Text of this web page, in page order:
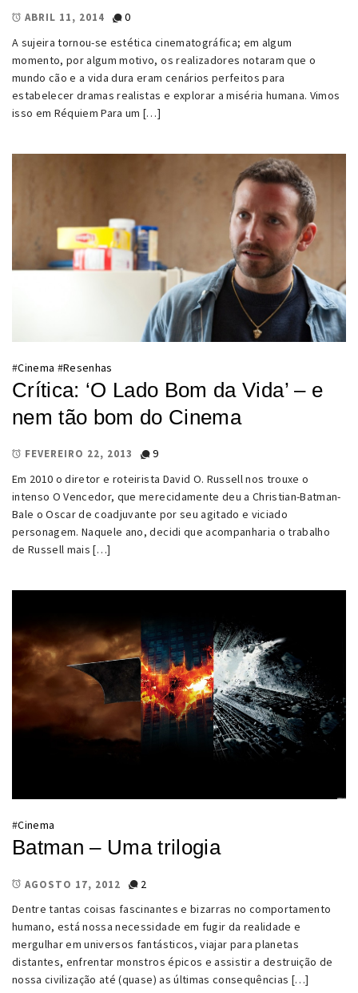
ABRIL 11, 2014
0
A sujeira tornou-se estética cinematográfica; em algum
momento, por algum motivo, os realizadores notaram que o
mundo cão e a vida dura eram cenários perfeitos para
estabelecer dramas realistas e explorar a miséria humana. Vimos
isso em Réquiem Para um […]
#Cinema #Resenhas
Crítica: ‘O Lado Bom da Vida’ – e
nem tão bom do Cinema
FEVEREIRO 22, 2013
9
Em 2010 o diretor e roteirista David O. Russell nos trouxe o
intenso O Vencedor, que merecidamente deu a Christian-Batman-
Bale o Oscar de coadjuvante por seu agitado e viciado
personagem. Naquele ano, decidi que acompanharia o trabalho
de Russell mais […]
#Cinema
Batman – Uma trilogia
AGOSTO 17, 2012
2
Dentre tantas coisas fascinantes e bizarras no comportamento
humano, está nossa necessidade em fugir da realidade e
mergulhar em universos fantásticos, viajar para planetas
distantes, enfrentar monstros épicos e assistir a destruição de
nossa civilização até (quase) as últimas consequências […]